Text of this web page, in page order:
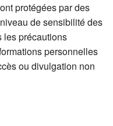
protégées par des
de sensibilité des
les précautions
personnelles
ou divulgation non